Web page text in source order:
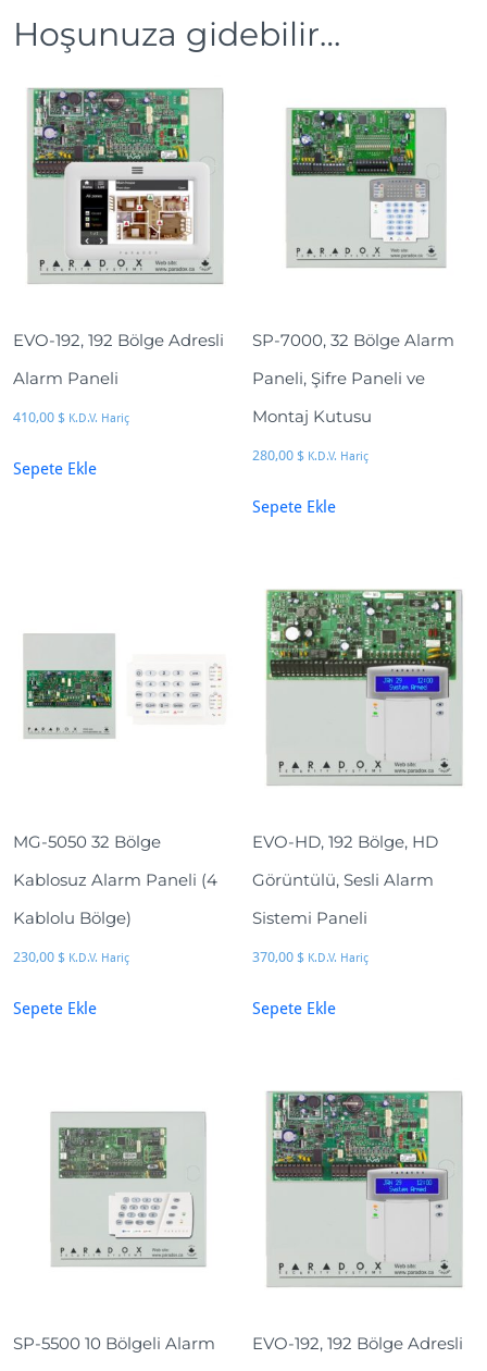
t
t
Hoşunuza gidebilir…
EVO-192, 192 Bölge Adresli
Alarm Paneli
410,00 $ K.D.V. Hariç
Sepete Ekle
SP-7000, 32 Bölge Alarm
Paneli, Şifre Paneli ve
Montaj Kutusu
280,00 $ K.D.V. Hariç
Sepete Ekle
MG-5050 32 Bölge
Kablosuz Alarm Paneli (4
Kablolu Bölge)
230,00 $ K.D.V. Hariç
Sepete Ekle
EVO-HD, 192 Bölge, HD
Görüntülü, Sesli Alarm
Sistemi Paneli
370,00 $ K.D.V. Hariç
Sepete Ekle
SP-5500 10 Bölgeli Alarm
EVO-192, 192 Bölge Adresli